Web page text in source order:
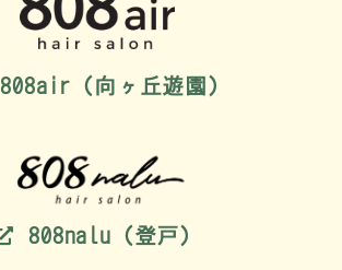
808air（向ヶ丘遊園）
808nalu（登戸）